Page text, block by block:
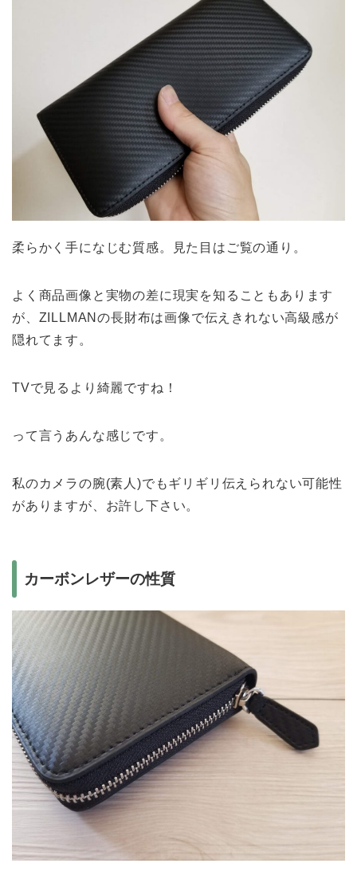
柔らかく手になじむ質感。見た目はご覧の通り。
よく商品画像と実物の差に現実を知ることもあります
が、ZILLMANの長財布は画像で伝えきれない高級感が
隠れてます。
TVで見るより綺麗ですね！
って言うあんな感じです。
私のカメラの腕(素人)でもギリギリ伝えられない可能性
がありますが、お許し下さい。
カーボンレザーの性質